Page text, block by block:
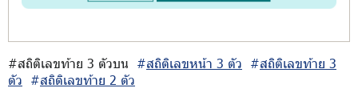
#สถิติเลขท้าย 3 ตัวบน #สถิติเลขหน้า 3 ตัว #สถิติเลขท้าย 3
ตัว #สถิติเลขท้าย 2 ตัว